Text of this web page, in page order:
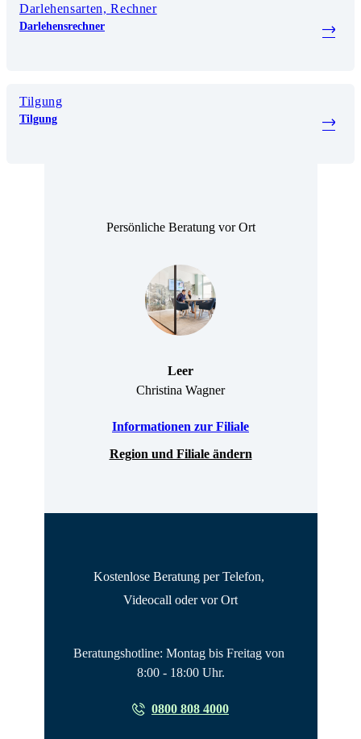
Darlehensarten, Rechner
Darlehensrechner
Tilgung
Tilgung
Persönliche Beratung vor Ort
Leer
Christina Wagner
Informationen zur Filiale
Region und Filiale ändern
Kostenlose Beratung per Telefon,
Videocall oder vor Ort
Beratungshotline: Montag bis Freitag von
8:00 - 18:00 Uhr.
0800 808 4000